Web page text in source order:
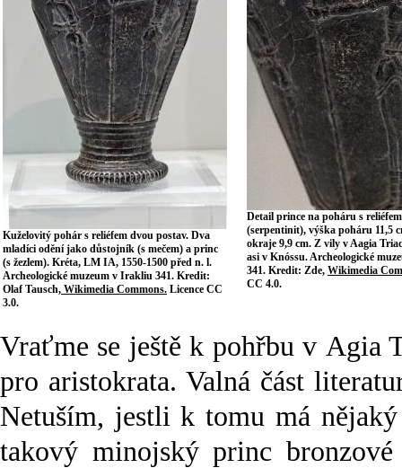
Kuželovitý pohár s reliéfem dvou postav. Dva
mladíci odění jako důstojník (s mečem) a princ
(s žezlem). Kréta, LM IA, 1550-1500 před n. l.
Archeologické muzeum v Irakliu 341. Kredit:
Olaf Tausch, Wikimedia Commons. Licence CC
3.0.
Detail prince na poháru s
(serpentinit), výška poháru 11,5
okraje 9,9 cm. Z vily v Aagia
asi v Knóssu. Archeologické
341. Kredit: Zde, Wikimedia
CC 4.0.
Vraťme se ještě k pohřbu v Agia
pro aristokrata. Valná část
Netuším, jestli k tomu má
takový minojský princ